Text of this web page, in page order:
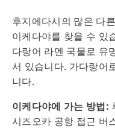
후지에다시의 많은 다
이케다야를 찾을 수 있
다랑어 라멘 국물로 유
서 있습니다. 가다랑어
니다.
이케다야에 가는 방법:
시즈오카 공항 접근 버